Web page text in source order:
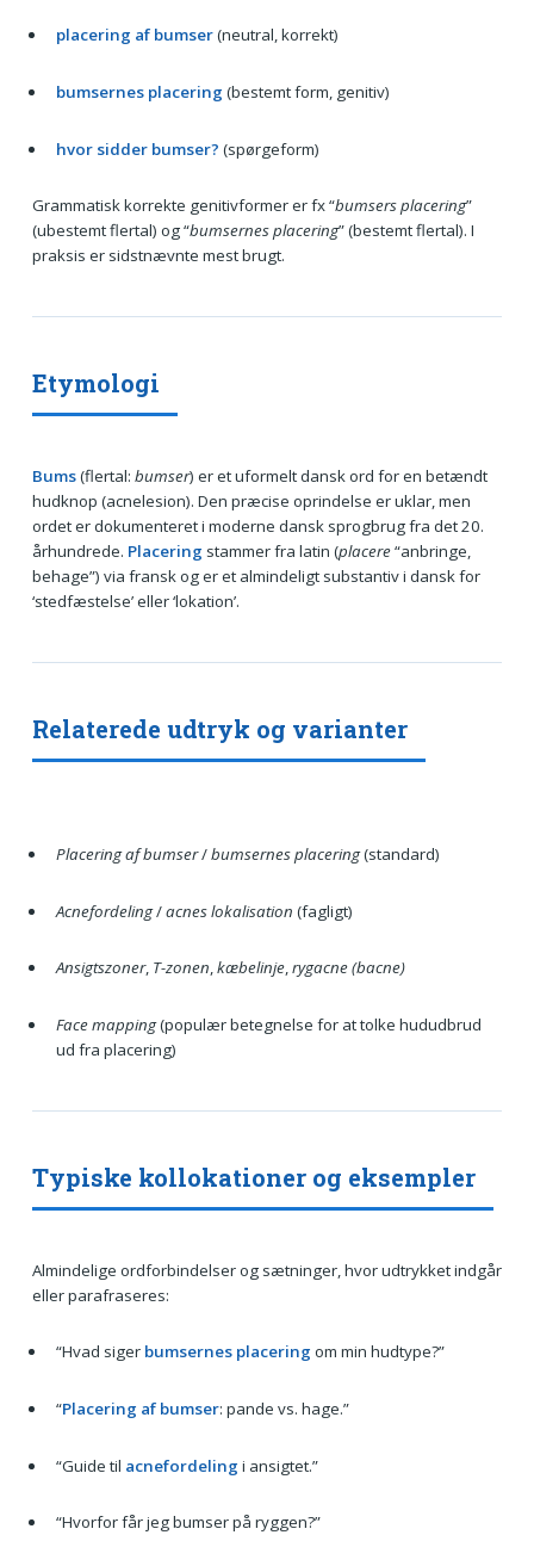
placering af bumser(neutral, korrekt)
bumsernes placering (bestemt form, genitiv)
hvor sidder bumser? (spørgeform)
Grammatisk korrekte genitivformer er fx “bumsers placering”
(ubestemt flertal) og “bumsernes placering” (bestemt flertal). I
praksis er sidstnævnte mest brugt.
Etymologi
Bums(flertal: bumser) er et uformelt dansk ord for en betændt
hudknop (acnelesion). Den præcise oprindelse er uklar, men
ordet er dokumenteret i moderne dansk sprogbrug fra det 20.
århundrede. Placering stammer fra latin (placere“anbringe,
behage”) via fransk og er et almindeligt substantiv i dansk for
‘stedfæstelse’ eller ‘lokation’.
Relaterede udtryk og varianter
Placering af bumser/bumsernes placering(standard)
Acnefordeling/acnes lokalisation (fagligt)
Ansigtszoner, T-zonen,kæbelinje,rygacne (bacne)
Face mapping(populær betegnelse for at tolke hududbrud
ud fra placering)
Typiske kollokationer og eksempler
Almindelige ordforbindelser og sætninger, hvor udtrykket indgår
eller parafraseres:
“Hvad siger bumsernes placering om min hudtype?”
“Placering af bumser: pande vs. hage.”
“Guide til acnefordeling i ansigtet.”
“Hvorfor får jeg bumser på ryggen?”